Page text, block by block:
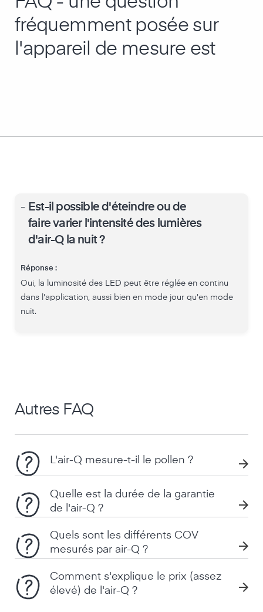
fréquemment posée sur
l'appareil de mesure est
- Est-il possible d'éteindre ou de
faire varier l'intensité des lumières
d'air-Q la nuit ?
Réponse :
Oui, la luminosité des LED peut être réglée en continu
dans l'application, aussi bien en mode jour qu'en mode
nuit.
Autres FAQ
L'air-Q mesure-t-il le pollen ?
Quelle est la durée de la garantie
de l'air-Q ?
Quels sont les différents COV
mesurés par air-Q ?
Comment s'explique le prix (assez
élevé) de l'air-Q ?